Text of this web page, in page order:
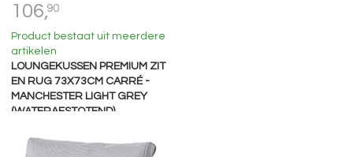
106,90
Product bestaat uit meerdere
artikelen
LOUNGEKUSSEN PREMIUM ZIT
EN RUG 73X73CM CARRÉ -
MANCHESTER LIGHT GREY
(WATERAFSTOTEND)